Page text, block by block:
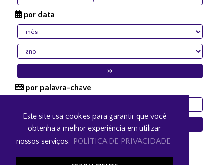
Este site usa cookies para garantir que você
obtenha a melhor experiência em utilizar
nossos serviços.
POLÍTICA DE PRIVACIDADE
por data
por palavra-chave
Preencha os campos acima para pesquisar algo